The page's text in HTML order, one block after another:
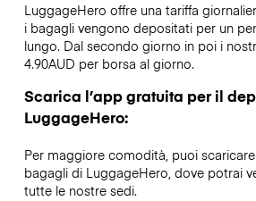
LuggageHero offre una tariffa
i bagagli vengono depositati per un
lungo. Dal secondo giorno in poi i
4.90AUD per borsa al giorno.
Scarica l’app gratuita per il
LuggageHero:
Per maggiore comodità, puoi
bagagli di LuggageHero, dove potrai
tutte le nostre sedi.